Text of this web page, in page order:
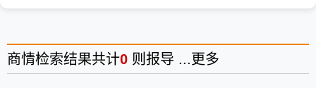
商情检索结果共计0 则报导 ... 更多